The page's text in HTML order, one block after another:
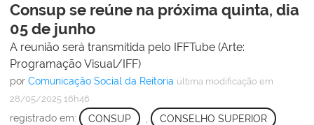
Consup se reúne na próxima quinta, dia
05 de junho
A reunião será transmitida pelo IFFTube (Arte:
Programação Visual/IFF)
por Comunicação Social da Reitoria última modificação em
28/05/2025 16h46
registrado em: CONSUP CONSELHO SUPERIOR